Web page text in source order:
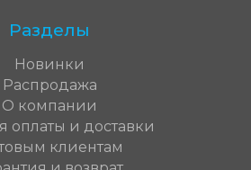
Разделы
Новинки
Распродажа
О компании
оплаты и доставки
клиентам